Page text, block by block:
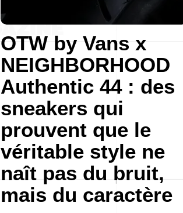
OTW by Vans x
NEIGHBORHOOD
Authentic 44 : des
sneakers qui
prouvent que le
véritable style ne
naît pas du bruit,
mais du caractère